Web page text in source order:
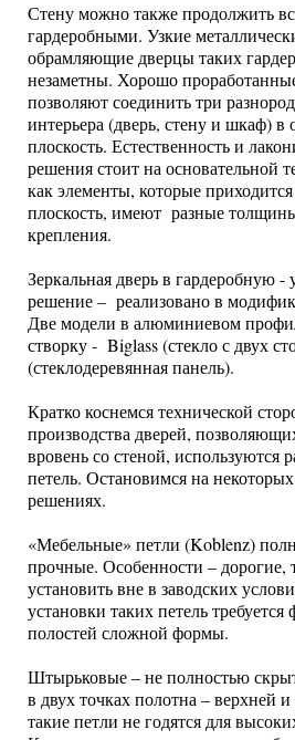
Стену можно также продолжить
гардеробными. Узкие
обрамляющие дверцы таких
незаметны. Хорошо
позволяют соединить три
интерьера (дверь, стену и шкаф)
плоскость. Естественность и
решения стоит на основательной
как элементы, которые
плоскость, имеют разные
крепления.
Зеркальная дверь в гардеробную -
решение – реализовано в
Две модели в алюминиевом
створку - Biglass (стекло с двух
(стеклодеревянная панель).
Кратко коснемся технической
производства дверей,
вровень со стеной, используются
петель. Остановимся на
решениях.
«Мебельные» петли (Koblenz)
прочные. Особенности – дорогие,
установить вне в заводских
установки таких петель
полостей сложной формы.
Штырьковые – не полностью
в двух точках полотна – верхней
такие петли не годятся для